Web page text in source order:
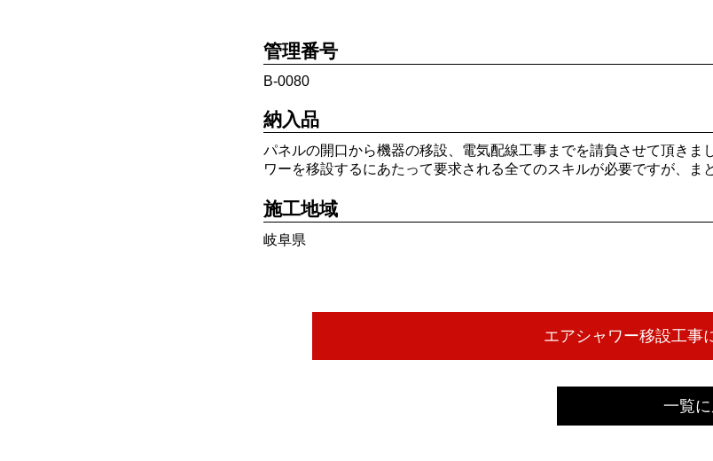
管理番号
B-0080
納入品
パネルの開口から機器の移設、電気配線工事までを請負させて頂き
ワーを移設するにあたって要求される全てのスキルが必要ですが、ま
施工地域
岐阜県
一覧